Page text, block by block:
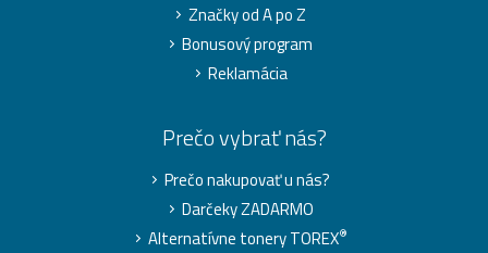
Značky od A po Z
Bonusový program
Reklamácia
Prečo vybrať nás?
Prečo nakupovať u nás?
Darčeky ZADARMO
Alternatívne tonery TOREX®